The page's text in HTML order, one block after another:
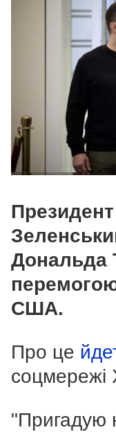
Дональда
США.
Про це
соцмережі
"Пригадую